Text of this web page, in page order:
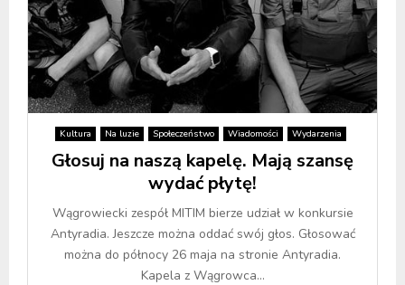
Kultura Na luzie Społeczeństwo Wiadomości Wydarzenia
Głosuj na naszą kapelę. Mają szansę
wydać płytę!
Wągrowiecki zespół MITIM bierze udział w konkursie
Antyradia. Jeszcze można oddać swój głos. Głosować
można do północy 26 maja na stronie Antyradia.
Kapela z Wągrowca...